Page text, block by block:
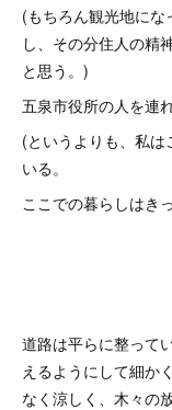
(もちろん観光地に
し、その分住人の精
と思う。)
五泉市役所の人を連
(というよりも、私
いる。
ここでの暮らしはき
道路は平らに整って
えるようにして細か
なく涼しく、木々の